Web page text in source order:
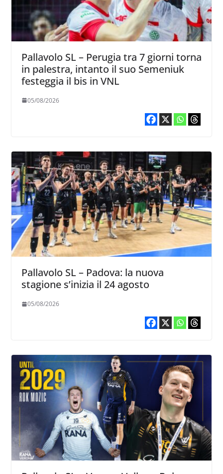
Pallavolo SL – Perugia tra 7 giorni torna
in palestra, intanto il suo Semeniuk
festeggia il bis in VNL
05/08/2026
Pallavolo SL – Padova: la nuova
stagione s’inizia il 24 agosto
05/08/2026